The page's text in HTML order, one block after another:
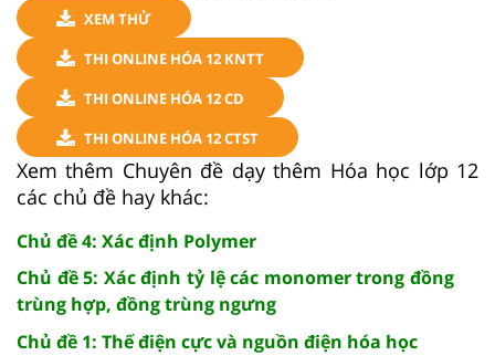
XEM THỬ
THI ONLINE HÓA 12 KNTT
THI ONLINE HÓA 12 CD
THI ONLINE HÓA 12 CTST
Xem thêm Chuyên đề dạy thêm Hóa học lớp 12
các chủ đề hay khác:
Chủ đề 4: Xác định Polymer
Chủ đề 5: Xác định tỷ lệ các monomer trong đồng
trùng hợp, đồng trùng ngưng
Chủ đề 1: Thế điện cực và nguồn điện hóa học